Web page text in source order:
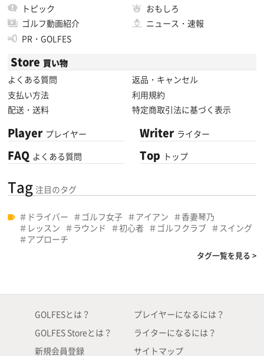
トピック
おもしろ
ゴルフ動画紹介
ニュース・速報
PR・GOLFES
Store 買い物
よくある質問
返品・キャンセル
支払い方法
利用規約
配送・送料
特定商取引法に基づく表示
Player プレイヤー
FAQ よくある質問
Writer ライター
Top トップ
Tag 注目のタグ
ドライバー ゴルフ女子 アイアン
香妻琴乃
レッスン
ラウンド 初心者 ゴルフクラブ
スイング
アプローチ
タグ一覧を見る >
GOLFESとは？
GOLFES Storeとは？
新規会員登録
プレイヤーになるには？
ライターになるには？
サイトマップ